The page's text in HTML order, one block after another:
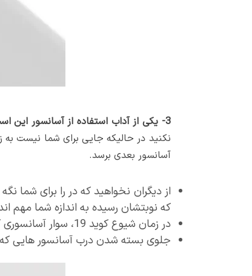
3- یکی از آداب استفاده از آسانسور این است که هیچگاه سعی نکنید به زور سوار آسانسور پر شوید.
نکنید در حالیکه جایی برای شما نیست به
آسانسور بعدی برسد.
از دیگران نخواهید که در را برای شما
که نوبتشان رسیده به اندازه شما مهم
در زمان شیوع کوید 19، سوار آسانسوری که بیش از 3 سرنشین دارد نشوید و در قسمت های رو به رو بایستید.
جلوی بسته شدن درب آسانسور هایی